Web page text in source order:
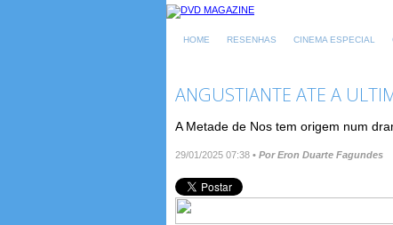
HOME RESENHAS CINEMA ESPECIAL
ANGUSTIANTE ATE A
A Metade de Nos tem origem num
29/01/2025 07:38 • Por Eron Duarte Fagundes